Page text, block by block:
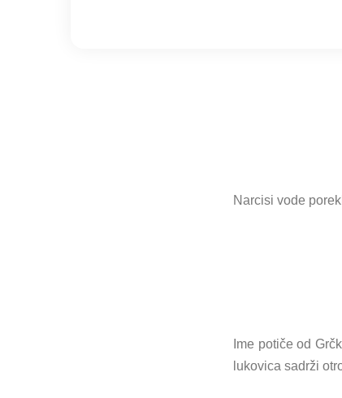
Narcisi vode
Ime potiče od
lukovica sadrži